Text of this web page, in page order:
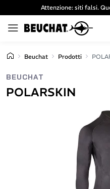
Attenzione: siti falsi.
Beuchat Prodotti
BEUCHAT
POLARSKIN